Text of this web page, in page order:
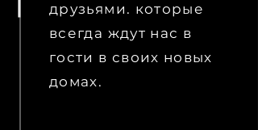
друзьями. которые
всегда ждут нас в
гости в своих новых
домах.